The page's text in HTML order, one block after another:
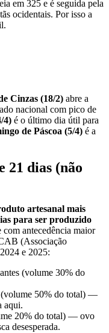
em 325 e é seguida pela
ocidentais. Por isso a
Cinzas (18/2) abre a
nacional com pico de
4) é o último dia útil para
de Páscoa (5/4) é a
21 dias (não
artesanal mais
para ser produzido
com antecedência maior
(Associação
e 2025:
(volume 30% do
(volume 50% do total) —
aqui.
20% do total) — ovo
desesperada.